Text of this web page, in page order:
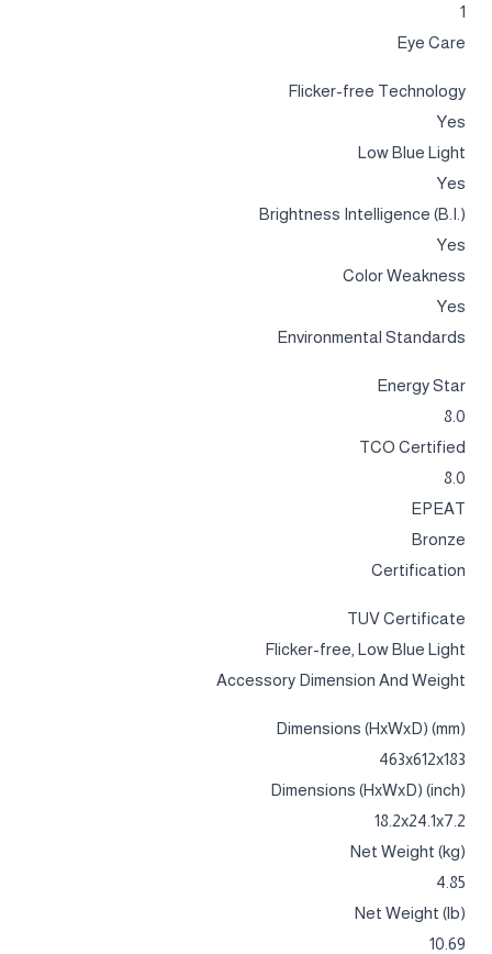
1
Eye Care
Flicker-free Technology
Yes
Low Blue Light
Yes
Brightness Intelligence (B.I.)
Yes
Color Weakness
Yes
Environmental Standards
Energy Star
8.0
TCO Certified
8.0
EPEAT
Bronze
Certification
TUV Certificate
Flicker-free, Low Blue Light
Accessory Dimension And Weight
Dimensions (HxWxD) (mm)
463x612x183
Dimensions (HxWxD) (inch)
18.2x24.1x7.2
Net Weight (kg)
4.85
Net Weight (lb)
10.69